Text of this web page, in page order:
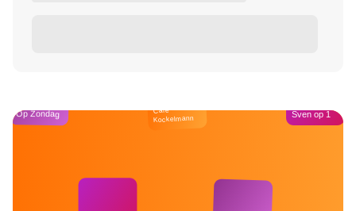
Op Zondag Café
Kockelmann Sven op 1